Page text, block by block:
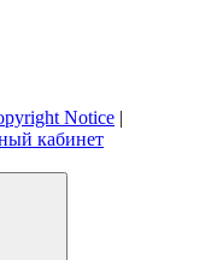
Notice |
кабинет